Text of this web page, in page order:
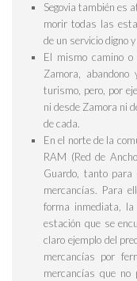
Segovia también es
morir todas las
de un servicio digno
El mismo camino o
Zamora, abandono
turismo, pero, por
ni desde Zamora ni
de cada.
En el norte de la
RAM (Red de
Guardo, tanto para
mercancías. Para
forma inmediata,
estación que se
claro ejemplo del
mercancías por
mercancías que no